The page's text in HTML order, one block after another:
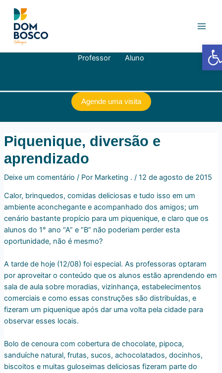
para
conteúdo
Professor Aluno
Agende uma visita
Piquenique, diversão e
aprendizado
Deixe um comentário / Por Marketing . / 12 de agosto de 2015
Calor, brinquedos, comidas deliciosas e tudo isso em um
ambiente aconchegante e acompanhado dos amigos; um
cenário bastante propício para um piquenique, e claro que os
alunos do 1° ano “A” e “B” não poderiam perder esta
oportunidade, não é mesmo?
A tarde de hoje (12/08) foi especial. As professoras optaram
por aproveitar o conteúdo que os alunos estão aprendendo em
sala de aula sobre moradias, vizinhança, estabelecimentos
comerciais e como essas construções são distribuídas, e
fizeram um piquenique após dar uma volta pela cidade para
observar esses locais.
Bolo de cenoura com cobertura de chocolate, pipoca,
sanduíche natural, frutas, sucos, achocolatados, docinhos,
biscoitos e muitas guloseimas deliciosas fizeram parte do
Post
Barra